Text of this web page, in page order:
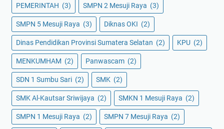
PEMERINTAH (3) SMPN 2 Mesuji Raya (3)
SMPN 5 Mesuji Raya (3) Diknas OKI (2)
Dinas Pendidikan Provinsi Sumatera Selatan (2) KPU (2)
MENKUMHAM (2) Panwascam (2)
SDN 1 Sumbu Sari (2) SMK (2)
SMK Al-Kautsar Sriwijaya (2) SMKN 1 Mesuji Raya (2)
SMPN 1 Mesuji Raya (2) SMPN 7 Mesuji Raya (2)